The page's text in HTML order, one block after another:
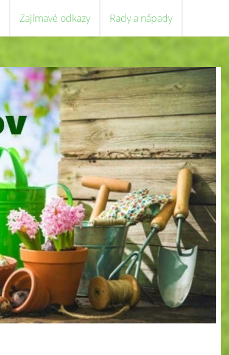
Zajímavé odkazy Rady a nápady